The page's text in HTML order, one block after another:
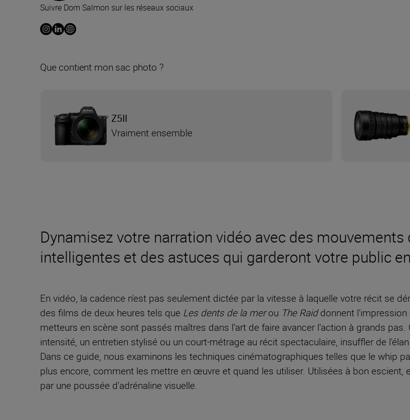
Dynamisez votre narration vidéo avec des
intelligentes et des astuces qui garderont votre public
En vidéo, la cadence n'est pas seulement dictée par la vitesse à laquelle votre récit se
des films de deux heures tels que Les dents de la merou The Raiddonnent l'impression
metteurs en scène sont passés maîtres dans l’art de faire avancer l’action à grands
intensité, un entretien stylisé ou un court-métrage au récit spectaculaire, insuffler de
Dans ce guide, nous examinons les techniques cinématographiques telles que le whip
plus encore, comment les mettre en œuvre et quand les utiliser. Utilisées à bon
par une poussée d'adrénaline visuelle.
Suivre Dom Salmon sur les réseaux sociaux
Que contient mon sac photo ?
Z5II
Vraiment ensemble